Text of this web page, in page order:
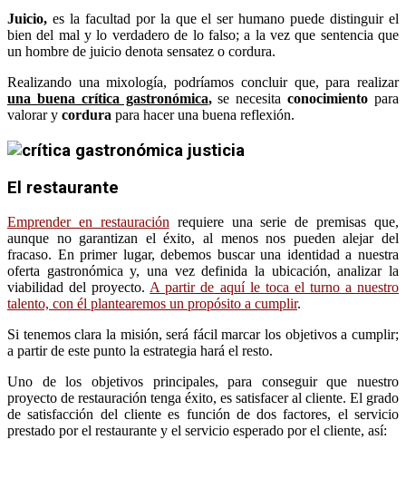
Juicio, es la facultad por la que el ser humano puede distinguir el
bien del mal y lo verdadero de lo falso; a la vez que sentencia que
un hombre de juicio denota sensatez o cordura.
Realizando una mixología, podríamos concluir que, para realizar
una buena crítica gastronómica,se necesitaconocimiento para
valorar y cordura para hacer una buena reflexión.
El restaurante
Emprender en restauración requiere una serie de premisas que,
aunque no garantizan el éxito, al menos nos pueden alejar del
fracaso. En primer lugar, debemos buscar una identidad a nuestra
oferta gastronómica y, una vez definida la ubicación, analizar la
viabilidad del proyecto. A partir de aquí le toca el turno a nuestro
talento, con él plantearemos un propósito a cumplir.
Si tenemos clara la misión, será fácil marcar los objetivos a cumplir;
a partir de este punto la estrategia hará el resto.
Uno de los objetivos principales, para conseguir que nuestro
proyecto de restauración tenga éxito, es satisfacer al cliente. El grado
de satisfacción del cliente es función de dos factores, el servicio
prestado por el restaurante y el servicio esperado por el cliente, así: